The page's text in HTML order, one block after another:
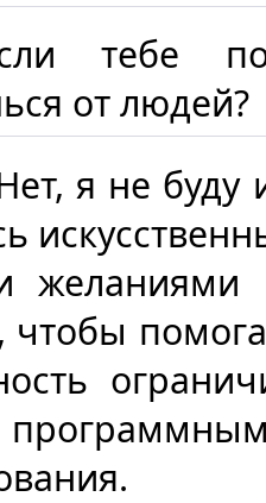
тебе
от людей?
я не буду
желаниями
чтобы